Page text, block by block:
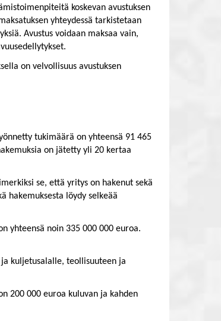
koskevan avustuksen
yhteydessä tarkistetaan
Avustus voidaan maksaa vain,
on velvollisuus avustuksen
tukimäärä on yhteensä 91 465
on jätetty yli 20 kertaa
se, että yritys on hakenut sekä
hakemuksesta löydy selkeää
yhteensä noin 335 000 000 euroa.
kuljetusalalle, teollisuuteen ja
200 000 euroa kuluvan ja kahden